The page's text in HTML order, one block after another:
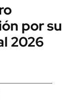
por su
2026